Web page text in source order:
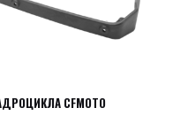
CFMOTO